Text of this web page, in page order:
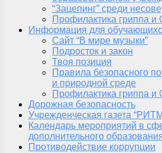
“Зацепинг” среди
Профилактика гриппа
Информация для
Сайт “В мире музыки”
Подросток и закон
Твоя позиция
Правила безопасного
и природной среде
Профилактика гриппа
Дорожная безопасность
Учрежденческая газета
Календарь мероприятий в
дополнительного
Противодействие коррупции